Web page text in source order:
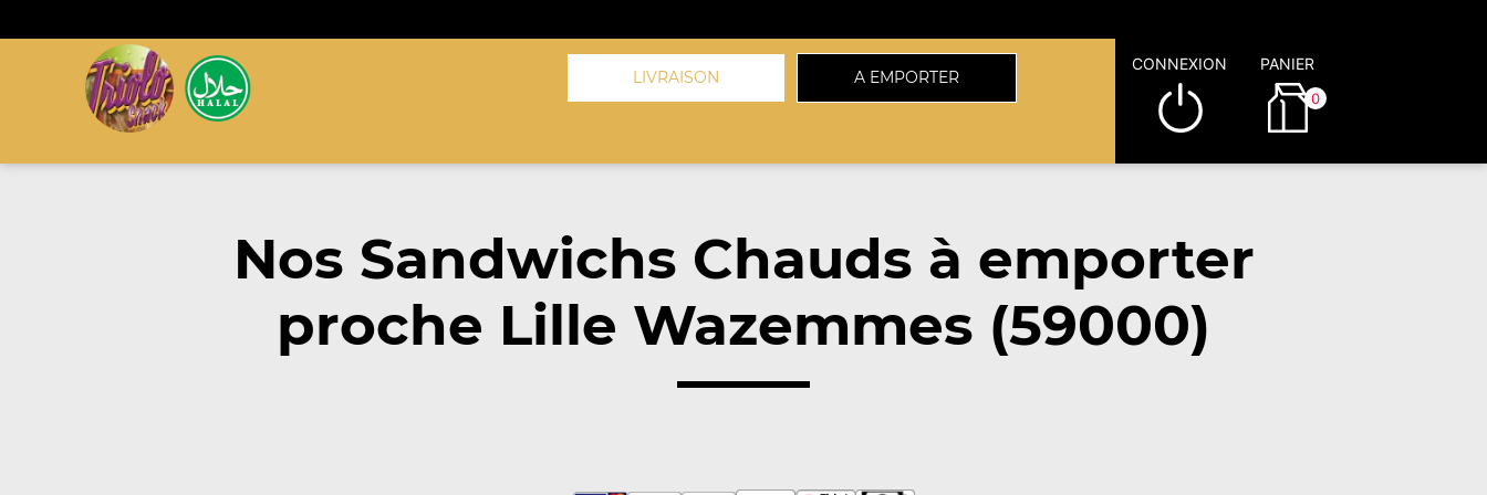
LIVRAISON A EMPORTER
CONNEXION PANIER
0
Nos Sandwichs Chauds à emporter
proche Lille Wazemmes (59000)